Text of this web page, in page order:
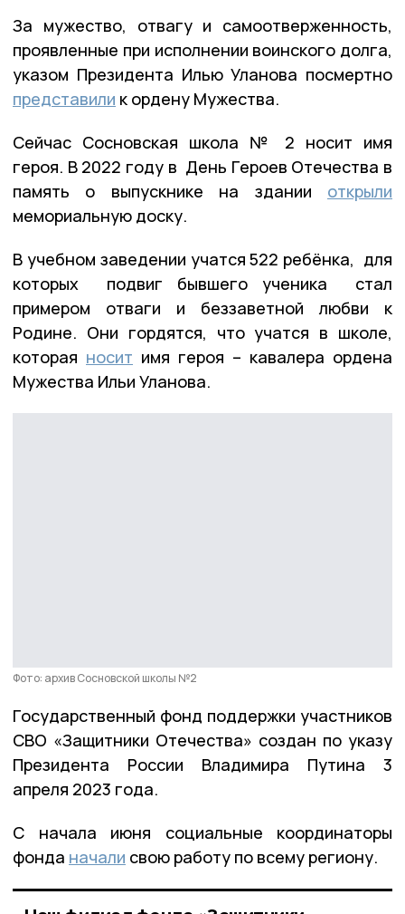
За мужество, отвагу и самоотверженность,
проявленные при исполнении воинского долга,
указом Президента Илью Уланова посмертно
представили к ордену Мужества.
Сейчас Сосновская школа № 2 носит имя
героя. В 2022 году в День Героев Отечества в
память о выпускнике на здании открыли
мемориальную доску.
В учебном заведении учатся 522 ребёнка, для
которых подвиг бывшего ученика стал
примером отваги и беззаветной любви к
Родине. Они гордятся, что учатся в школе,
которая носит имя героя – кавалера ордена
Мужества Ильи Уланова.
Фото: архив Сосновской школы №2
Государственный фонд поддержки участников
СВО «Защитники Отечества» создан по указу
Президента России Владимира Путина 3
апреля 2023 года.
С начала июня социальные координаторы
фонда начали свою работу по всему региону.